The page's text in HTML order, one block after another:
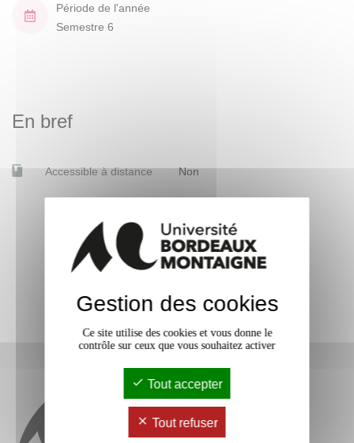
Période de l'année
Semestre 6
En bref
Accessible à distance Non
Gestion des cookies
Ce site utilise des cookies et vous donne le
contrôle sur ceux que vous souhaitez activer
Tout accepter
Tout refuser